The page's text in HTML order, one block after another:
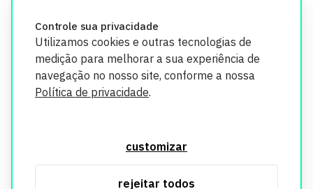
Controle sua privacidade
Utilizamos cookies e outras tecnologias de
medição para melhorar a sua experiência de
navegação no nosso site, conforme a nossa
Política de privacidade.
customizar
rejeitar todos
segurança. Todos os dados coletados em nosso site são
utilizados exclusivamente para fins de aprimoramento de
informações, consulte nossa Política de Privacidade.